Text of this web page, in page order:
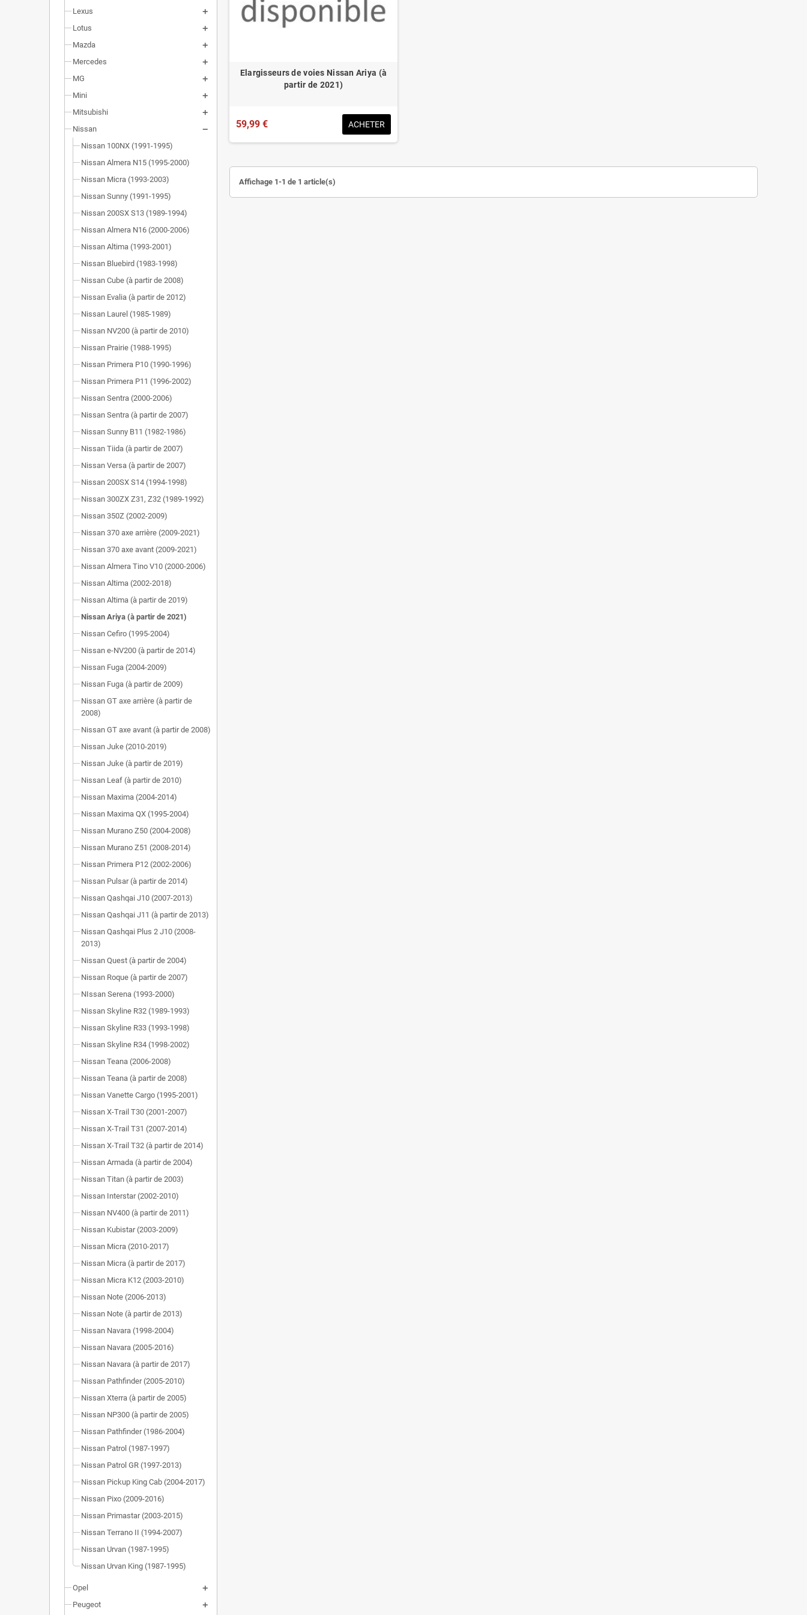
Lexus
Lotus
Mazda
Mercedes
MG
Mini
Mitsubishi
Nissan
Nissan 100NX (1991-1995)
Nissan Almera N15 (1995-2000)
Nissan Micra (1993-2003)
Nissan Sunny (1991-1995)
Nissan 200SX S13 (1989-1994)
Nissan Almera N16 (2000-2006)
Nissan Altima (1993-2001)
Nissan Bluebird (1983-1998)
Nissan Cube (à partir de 2008)
Nissan Evalia (à partir de 2012)
Nissan Laurel (1985-1989)
Nissan NV200 (à partir de 2010)
Nissan Prairie (1988-1995)
Nissan Primera P10 (1990-1996)
Nissan Primera P11 (1996-2002)
Nissan Sentra (2000-2006)
Nissan Sentra (à partir de 2007)
Nissan Sunny B11 (1982-1986)
Nissan Tiida (à partir de 2007)
Nissan Versa (à partir de 2007)
Nissan 200SX S14 (1994-1998)
Nissan 300ZX Z31, Z32 (1989-1992)
Nissan 350Z (2002-2009)
Nissan 370 axe arrière (2009-2021)
Nissan 370 axe avant (2009-2021)
Nissan Almera Tino V10 (2000-2006)
Nissan Altima (2002-2018)
Nissan Altima (à partir de 2019)
Nissan Ariya (à partir de 2021)
Nissan Cefiro (1995-2004)
Nissan e-NV200 (à partir de 2014)
Nissan Fuga (2004-2009)
Nissan Fuga (à partir de 2009)
Nissan GT axe arrière (à partir de
2008)
Nissan GT axe avant (à partir de 2008)
Nissan Juke (2010-2019)
Nissan Juke (à partir de 2019)
Nissan Leaf (à partir de 2010)
Nissan Maxima (2004-2014)
Nissan Maxima QX (1995-2004)
Nissan Murano Z50 (2004-2008)
Nissan Murano Z51 (2008-2014)
Nissan Primera P12 (2002-2006)
Nissan Pulsar (à partir de 2014)
Nissan Qashqai J10 (2007-2013)
Nissan Qashqai J11 (à partir de 2013)
Nissan Qashqai Plus 2 J10 (2008-
2013)
Nissan Quest (à partir de 2004)
Nissan Roque (à partir de 2007)
NIssan Serena (1993-2000)
Nissan Skyline R32 (1989-1993)
Nissan Skyline R33 (1993-1998)
Nissan Skyline R34 (1998-2002)
Nissan Teana (2006-2008)
Nissan Teana (à partir de 2008)
Nissan Vanette Cargo (1995-2001)
Nissan X-Trail T30 (2001-2007)
Nissan X-Trail T31 (2007-2014)
Nissan X-Trail T32 (à partir de 2014)
Nissan Armada (à partir de 2004)
Nissan Titan (à partir de 2003)
Nissan Interstar (2002-2010)
Nissan NV400 (à partir de 2011)
Nissan Kubistar (2003-2009)
Nissan Micra (2010-2017)
Nissan Micra (à partir de 2017)
Nissan Micra K12 (2003-2010)
Nissan Note (2006-2013)
Nissan Note (à partir de 2013)
Nissan Navara (1998-2004)
Nissan Navara (2005-2016)
Nissan Navara (à partir de 2017)
Nissan Pathfinder (2005-2010)
Nissan Xterra (à partir de 2005)
Nissan NP300 (à partir de 2005)
Nissan Pathfinder (1986-2004)
Nissan Patrol (1987-1997)
Nissan Patrol GR (1997-2013)
Nissan Pickup King Cab (2004-2017)
Nissan Pixo (2009-2016)
Nissan Primastar (2003-2015)
Nissan Terrano II (1994-2007)
Nissan Urvan (1987-1995)
Nissan Urvan King (1987-1995)
Opel
Peugeot
Elargisseurs de voies Nissan Ariya (à
partir de 2021)
59,99 € ACHETER
Affichage 1-1 de 1 article(s)